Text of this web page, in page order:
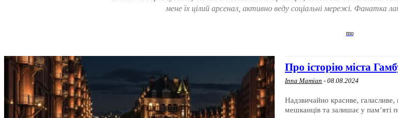
мене їх цілий арсенал, активно веду соціальні мережі. Фанатка
Про історію міста
Inna Mamian - 08.08.2024
Надзвичайно красиве, галасливе,
мешканців та залишає у пам’яті